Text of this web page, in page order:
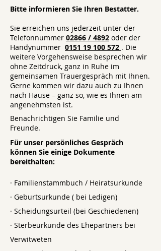
Bitte informieren Sie Ihren Bestatter.
Sie erreichen uns jederzeit unter der
Telefonnummer 02866 / 4892 oder der
Handynummer 0151 19 100 572 . Die
weitere Vorgehensweise besprechen wir
ohne Zeitdruck, ganz in Ruhe im
gemeinsamen Trauergespräch mit Ihnen.
Gerne kommen wir dazu auch zu Ihnen
nach Hause – ganz so, wie es Ihnen am
angenehmsten ist.
Benachrichtigen Sie Familie und
Freunde.
Für unser persönliches Gespräch
können Sie einige Dokumente
bereithalten:
· Familienstammbuch / Heiratsurkunde
· Geburtsurkunde ( bei Ledigen)
· Scheidungsurteil (bei Geschiedenen)
· Sterbeurkunde des Ehepartners bei
Verwitweten